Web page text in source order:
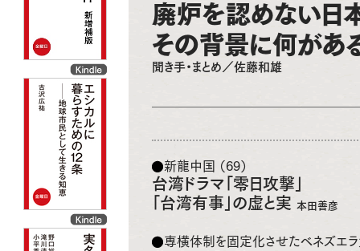
廃炉を認めない日
その背景に何があ
聞き手・まとめ／佐藤和雄
新龍中国 （69）
台湾ドラマ「零日攻撃」
「台湾有事」の虚と実 本田善彦
専横体制を固定化させたベネズエ